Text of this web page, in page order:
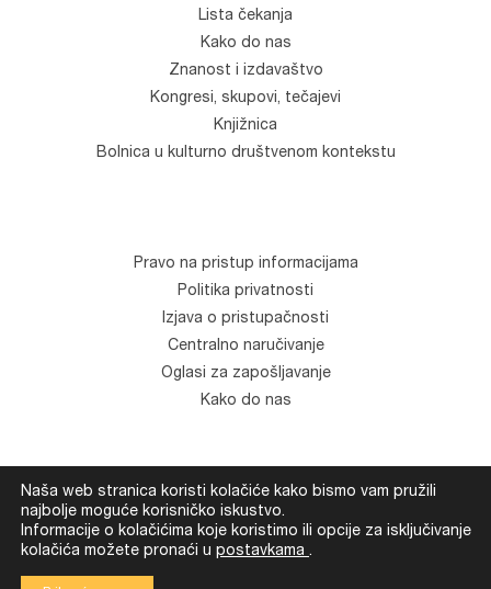
Lista čekanja
Kako do nas
Znanost i izdavaštvo
Kongresi, skupovi, tečajevi
Knjižnica
Bolnica u kulturno društvenom kontekstu
Pravo na pristup informacijama
Politika privatnosti
Izjava o pristupačnosti
Centralno naručivanje
Oglasi za zapošljavanje
Kako do nas
© Klinika za psihijatriju "Vrapče". Sva prava zadržana.
DevelopmentDevexus
Naša web stranica koristi kolačiće kako bismo vam pružili
najbolje moguće korisničko iskustvo.
Informacije o kolačićima koje koristimo ili opcije za isključivanje
kolačića možete pronaći u postavkama .